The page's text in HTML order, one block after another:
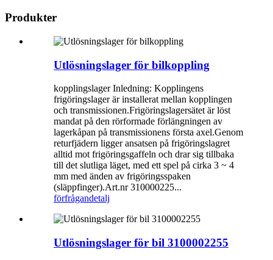
Produkter
Utlösningslager för bilkoppling
kopplingslager Inledning: Kopplingens
frigöringslager är installerat mellan kopplingen
och transmissionen.Frigöringslagersätet är löst
mandat på den rörformade förlängningen av
lagerkåpan på transmissionens första axel.Genom
returfjädern ligger ansatsen på frigöringslagret
alltid mot frigöringsgaffeln och drar sig tillbaka
till det slutliga läget, med ett spel på cirka 3 ~ 4
mm med änden av frigöringsspaken
(släppfinger).Art.nr 310000225...
förfrågandetalj
Utlösningslager för bil 3100002255